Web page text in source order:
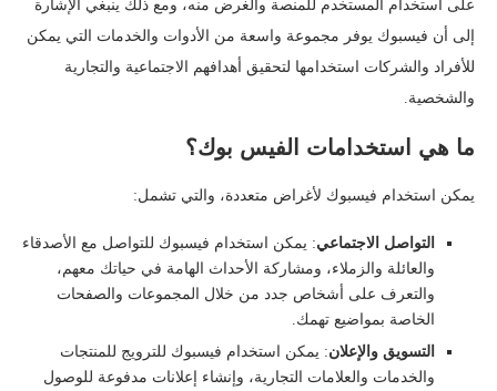
على استخدام المستخدم للمنصة والغرض منه، ومع ذلك ينبغي الإشارة
إلى أن فيسبوك يوفر مجموعة واسعة من الأدوات والخدمات التي يمكن
للأفراد والشركات استخدامها لتحقيق أهدافهم الاجتماعية والتجارية
والشخصية.
ما هي استخدامات الفيس بوك؟
يمكن استخدام فيسبوك لأغراض متعددة، والتي تشمل:
التواصل الاجتماعي: يمكن استخدام فيسبوك للتواصل مع الأصدقاء
والعائلة والزملاء، ومشاركة الأحداث الهامة في حياتك معهم،
والتعرف على أشخاص جدد من خلال المجموعات والصفحات
الخاصة بمواضيع تهمك.
التسويق والإعلان: يمكن استخدام فيسبوك للترويج للمنتجات
والخدمات والعلامات التجارية، وإنشاء إعلانات مدفوعة للوصول